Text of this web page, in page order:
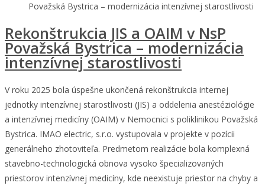
Považská Bystrica – modernizácia intenzívnej starostlivosti
Rekonštrukcia JIS a OAIM v NsP
Považská Bystrica – modernizácia
intenzívnej starostlivosti
V roku 2025 bola úspešne ukončená rekonštrukcia internej
jednotky intenzívnej starostlivosti (JIS) a oddelenia anestéziológie
a intenzívnej medicíny (OAIM) v Nemocnici s poliklinikou Považská
Bystrica. IMAO electric, s.r.o. vystupovala v projekte v pozícii
generálneho zhotoviteľa. Predmetom realizácie bola komplexná
stavebno-technologická obnova vysoko špecializovaných
priestorov intenzívnej medicíny, kde neexistuje priestor na chyby a